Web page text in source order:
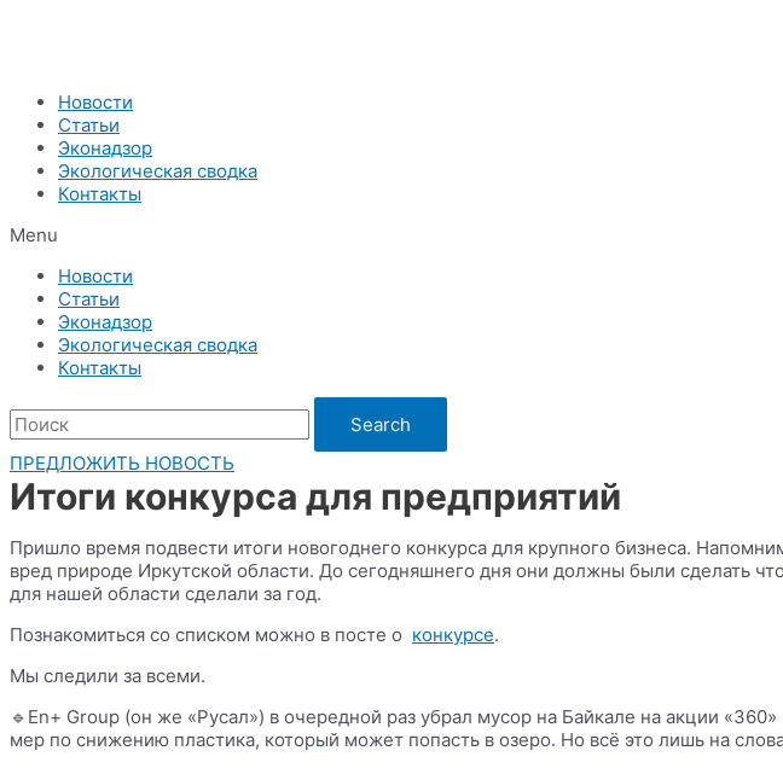
Новости
Статьи
Эконадзор
Экологическая сводка
Контакты
Menu
Новости
Статьи
Эконадзор
Экологическая сводка
Контакты
Search
ПРЕДЛОЖИТЬ НОВОСТЬ
Итоги конкурса для предприятий
Пришло время подвести итоги новогоднего конкурса для крупного бизнеса.
вред природе Иркутской области. До сегодняшнего дня они должны были сделать
для нашей области сделали за год.
Познакомиться со списком можно в посте о конкурсе.
Мы следили за всеми.
🔹En+ Group (он же «Русал») в очередной раз убрал мусор на Байкале на акции
мер по снижению пластика, который может попасть в озеро. Но всё это лишь на